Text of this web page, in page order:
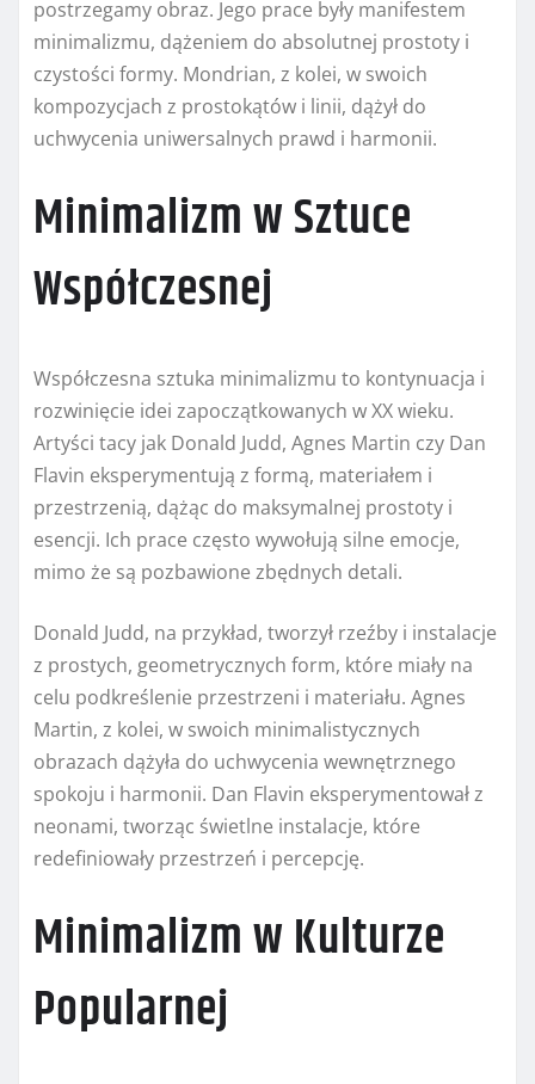
postrzegamy obraz. Jego prace były manifestem
minimalizmu, dążeniem do absolutnej prostoty i
czystości formy. Mondrian, z kolei, w swoich
kompozycjach z prostokątów i linii, dążył do
uchwycenia uniwersalnych prawd i harmonii.
Minimalizm w Sztuce
Współczesnej
Współczesna sztuka minimalizmu to kontynuacja i
rozwinięcie idei zapoczątkowanych w XX wieku.
Artyści tacy jak Donald Judd, Agnes Martin czy Dan
Flavin eksperymentują z formą, materiałem i
przestrzenią, dążąc do maksymalnej prostoty i
esencji. Ich prace często wywołują silne emocje,
mimo że są pozbawione zbędnych detali.
Donald Judd, na przykład, tworzył rzeźby i instalacje
z prostych, geometrycznych form, które miały na
celu podkreślenie przestrzeni i materiału. Agnes
Martin, z kolei, w swoich minimalistycznych
obrazach dążyła do uchwycenia wewnętrznego
spokoju i harmonii. Dan Flavin eksperymentował z
neonami, tworząc świetlne instalacje, które
redefiniowały przestrzeń i percepcję.
Minimalizm w Kulturze
Popularnej